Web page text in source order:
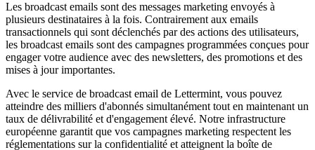
Les broadcast emails sont des messages marketing envoyés à
plusieurs destinataires à la fois. Contrairement aux emails
transactionnels qui sont déclenchés par des actions des utilisateurs,
les broadcast emails sont des campagnes programmées conçues pour
engager votre audience avec des newsletters, des promotions et des
mises à jour importantes.
Avec le service de broadcast email de Lettermint, vous pouvez
atteindre des milliers d'abonnés simultanément tout en maintenant un
taux de délivrabilité et d'engagement élevé. Notre infrastructure
européenne garantit que vos campagnes marketing respectent les
réglementations sur la confidentialité et atteignent la boîte de